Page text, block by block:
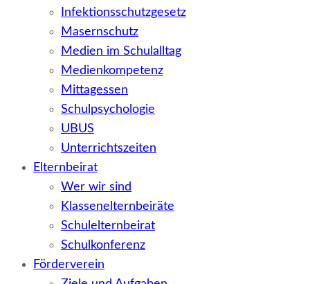
Infektionsschutzgesetz
Masernschutz
Medien im Schulalltag
Medienkompetenz
Mittagessen
Schulpsychologie
UBUS
Unterrichtszeiten
Elternbeirat
Wer wir sind
Klassenelternbeiräte
Schulelternbeirat
Schulkonferenz
Förderverein